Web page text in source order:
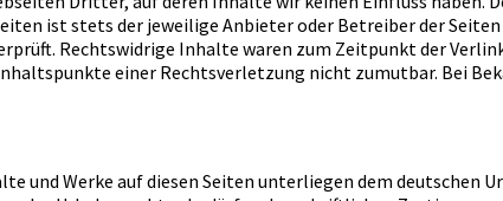
ist stets der jeweilige Anbieter oder Betreiber der
Rechtswidrige Inhalte waren zum Zeitpunkt der
einer Rechtsverletzung nicht zumutbar. Bei
und Werke auf diesen Seiten unterliegen dem deutschen